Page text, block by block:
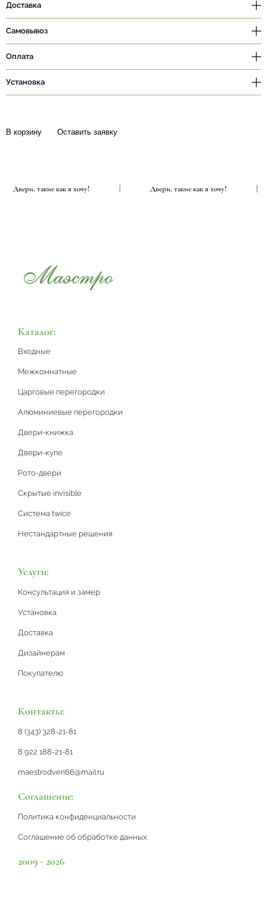
Доставка
Самовывоз
Оплата
Установка
В корзину Оставить заявку
Двери, такие как я хочу! Двери, такие как я хочу!
Каталог:
Входные
Межкомнатные
Царговые перегородки
Алюминиевые перегородки
Двери-книжка
Двери-купе
Рото-двери
Скрытые invisible
Система twice
Нестандартные решения
Услуги:
Консультация и замер
Установка
Доставка
Дизайнерам
Покупателю
Контакты:
8 (343) 328-21-81
8 922 188-21-81
maestrodveri66@mail.ru
Соглашение:
Политика конфиденциальности
Соглашение об обработке данных
2009 - 2026